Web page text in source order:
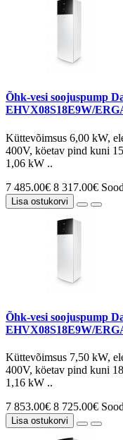
Õhk-vesi soojuspump
EHVX08S18E9W/
Küttevõimsus 6,00 kW,
400V, köetav pind kuni
1,06 kW ..
7 485.00€ 8 317.00€
Lisa ostukorvi
Õhk-vesi soojuspump
EHVX08S18E9W/
Küttevõimsus 7,50 kW,
400V, köetav pind kuni
1,16 kW ..
7 853.00€ 8 725.00€
Lisa ostukorvi